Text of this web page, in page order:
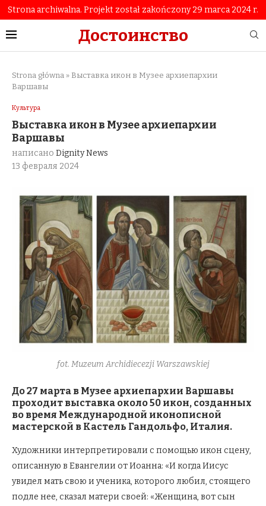
Strona archiwalna. Projekt został zakończony 29 marca 2024 r.
Достоинство
Strona główna » Выставка икон в Музее архиепархии
Варшавы
Культура
Выставка икон в Музее архиепархии
Варшавы
написано Dignity News
13 февраля 2024
fot. Muzeum Archidiecezji Warszawskiej
До 27 марта в Музее архиепархии Варшавы
проходит выставка около 50 икон, созданных
во время Международной иконописной
мастерской в Кастель Гандольфо, Италия.
Художники интерпретировали с помощью икон сцену,
описанную в Евангелии от Иоанна: «И когда Иисус
увидел мать свою и ученика, которого любил, стоящего
подле нее, сказал матери своей: «Женщина, вот сын